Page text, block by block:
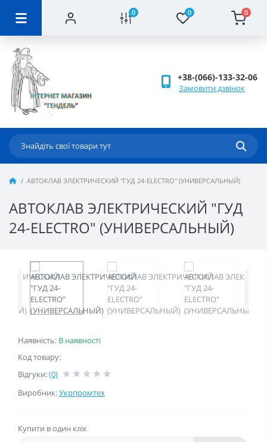
0 0 0
+38-(066)-133-32-06
Замовити дзвінок
АВТОКЛАВ ЭЛЕКТРИЧЕСКИЙ "ГУД 24-ELECTRO" (УНИВЕРСАЛЬНЫЙ)
АВТОКЛАВ ЭЛЕКТРИЧЕСКИЙ "ГУД
24-ELECTRO" (УНИВЕРСАЛЬНЫЙ)
Наявність: В наявності
Код товару:
Відгуки:(0)
Виробник:Укрпромтех
Купити в один клік